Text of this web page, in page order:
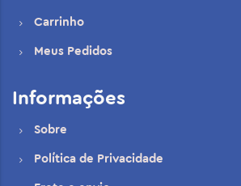
Carrinho
Meus Pedidos
Informações
Sobre
Política de Privacidade